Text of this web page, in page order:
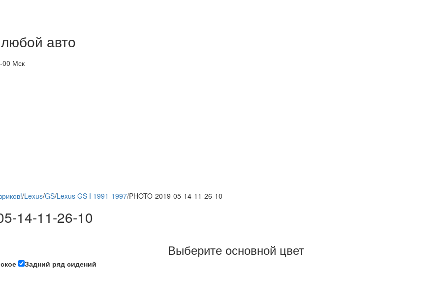
авто
00 Мск
/Lexus/GS/Lexus GS I 1991-1997/PHOTO-2019-05-14-11-26-10
14-11-26-10
Задний ряд сидений
Выберите oсновной цвет